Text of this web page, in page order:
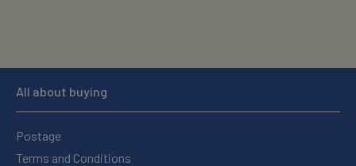
All about buying
Postage
Terms and Conditions